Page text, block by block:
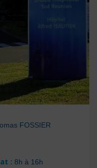
FOSSIER
: 8h à 16h